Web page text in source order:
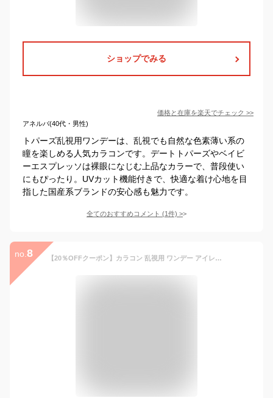
ショップでみる
価格と在庫を楽天でチェック >>
アネルバ(40代・男性)
トパーズ乱視用ワンデーは、乱視でも自然な色素薄い系の
瞳を楽しめる人気カラコンです。デートトパーズやベイビ
ーエスプレッソは裸眼になじむ上品なカラーで、普段使い
にもぴったり。UVカット機能付きで、快適な着け心地を目
指した国産系ブランドの安心感も魅力です。
全てのおすすめコメント (1件) >
no. 8 【20％OFFクーポン】カラコン 乱視用 ワンデー アイレリアルUV トーリック【1箱10枚入】【メール便送料無料】14.2mm 1day Aire Real Toric 度あり 1日使い捨て コンタクトレンズ ブラウン180度 90度 カラーコンタクト 乱視 ∀